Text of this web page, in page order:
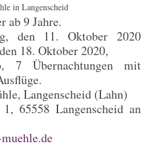
in Langenscheid
ab 9 Jahre.
den 11. Oktober 2020
18. Oktober 2020,
7 Übernachtungen mit
Langenscheid (Lahn)
65558 Langenscheid an